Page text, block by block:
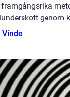
genom
Vinde